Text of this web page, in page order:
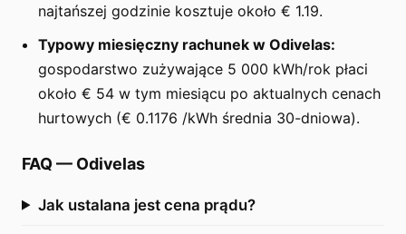
najtańszej godzinie kosztuje około € 1.19.
Typowy miesięczny rachunek w Odivelas:
gospodarstwo zużywające 5 000 kWh/rok płaci
około € 54 w tym miesiącu po aktualnych cenach
hurtowych (€ 0.1176 /kWh średnia 30-dniowa).
FAQ — Odivelas
Jak ustalana jest cena prądu?